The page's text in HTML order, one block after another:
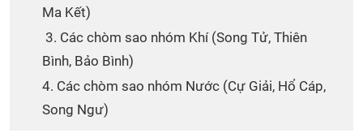
Ma Kết)
3. Các chòm sao nhóm Khí (Song Tử, Thiên
Bình, Bảo Bình)
4. Các chòm sao nhóm Nước (Cự Giải, Hổ Cáp,
Song Ngư)